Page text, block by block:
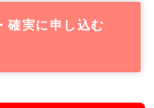
確実に申し込む